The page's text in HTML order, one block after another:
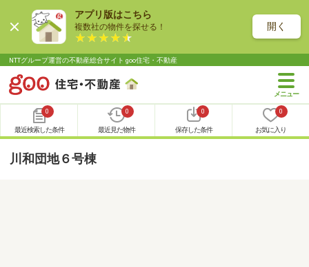
アプリ版はこちら
複数社の物件を探せる！ 開く
NTTグループ運営の不動産総合サイト goo住宅・不動産
0
最近検索した条件
0
最近見た物件
0
保存した条件
0
お気に入り
川和団地６号棟